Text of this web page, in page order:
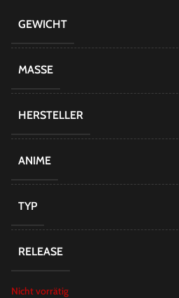
GEWICHT
MASSE
HERSTELLER
ANIME
TYP
RELEASE
Nicht vorrätig